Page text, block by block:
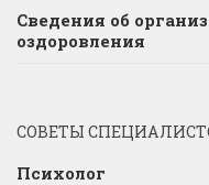
Сведения об
оздоровления
СОВЕТЫ
Психолог